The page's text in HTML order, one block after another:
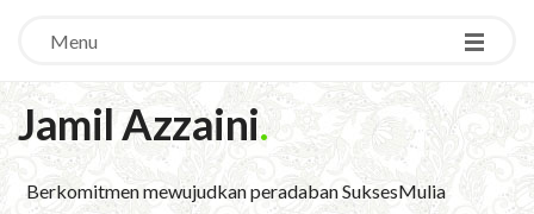
Menu
Jamil Azzaini.
Berkomitmen mewujudkan peradaban SuksesMulia